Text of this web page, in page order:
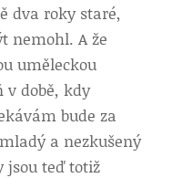
dva roky staré,
nemohl. A že
uměleckou
v době, kdy
bude za
a nezkušený
jsou teď totiž